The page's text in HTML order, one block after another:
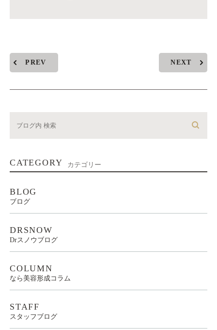
PREV NEXT
CATEGORY カテゴリー
BLOG
ブログ
DRSNOW
Drスノウブログ
COLUMN
なら美容形成コラム
STAFF
スタッフブログ